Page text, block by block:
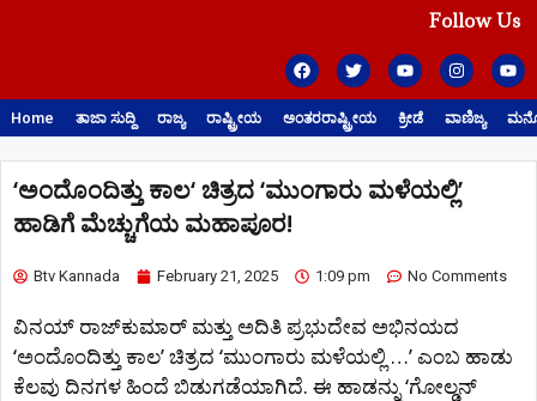
Follow Us
Home ತಾಜಾ ಸುದ್ದಿ ರಾಜ್ಯ ರಾಷ್ಟ್ರೀಯ ಅಂತರರಾಷ್ಟ್ರೀಯ ಕ್ರೀಡೆ ವಾಣಿಜ್ಯ
‘ಅಂದೊಂದಿತ್ತು ಕಾಲ‘ ಚಿತ್ರದ ‘ಮುಂಗಾರು ಮಳೆಯಲ್ಲಿ’
ಹಾಡಿಗೆ ಮೆಚ್ಚುಗೆಯ ಮಹಾಪೂರ!
Btv Kannada February 21, 2025 1:09 pm No Comments
ವಿನಯ್‍ ರಾಜ್‍ಕುಮಾರ್ ಮತ್ತು ಅದಿತಿ ಪ್ರಭುದೇವ ಅಭಿನಯದ
‘ಅಂದೊಂದಿತ್ತು ಕಾಲ’ ಚಿತ್ರದ ‘ಮುಂಗಾರು ಮಳೆಯಲ್ಲಿ …’ ಎಂಬ ಹಾಡು
ಕೆಲವು ದಿನಗಳ ಹಿಂದೆ ಬಿಡುಗಡೆಯಾಗಿದೆ. ಈ ಹಾಡನ್ನು ‘ಗೋಲ್ಡನ್‍